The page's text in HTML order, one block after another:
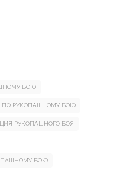
БОЮ
ПО РУКОПАШНОМУ БОЮ
РУКОПАШНОГО БОЯ
БОЮ